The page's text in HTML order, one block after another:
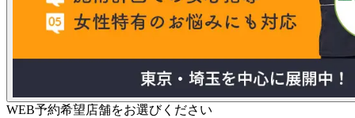
WEB予約希望店舗をお選びください